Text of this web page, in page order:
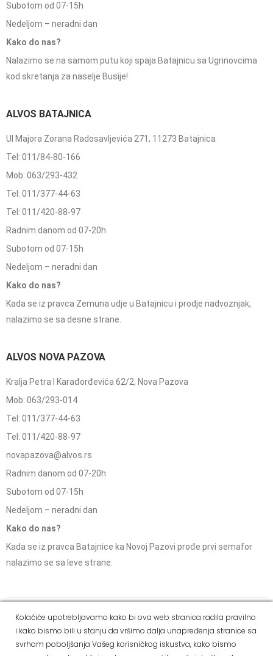
Subotom od 07-15h
Nedeljom – neradni dan
Kako do nas?
Nalazimo se na samom putu koji spaja Batajnicu sa Ugrinovcima
kod skretanja za naselje Busije!
ALVOS BATAJNICA
Ul Majora Zorana Radosavljevića 271, 11273 Batajnica
Tel: 011/84-80-166
Mob: 063/293-432
Tel: 011/377-44-63
Tel: 011/420-88-97
Radnim danom od 07-20h
Subotom od 07-15h
Nedeljom – neradni dan
Kako do nas?
Kada se iz pravca Zemuna udje u Batajnicu i prodje nadvoznjak,
nalazimo se sa desne strane.
ALVOS NOVA PAZOVA
Kralja Petra I Karađorđevića 62/2, Nova Pazova
Mob: 063/293-014
Tel: 011/377-44-63
Tel: 011/420-88-97
novapazova@alvos.rs
Radnim danom od 07-20h
Subotom od 07-15h
Nedeljom – neradni dan
Kako do nas?
Kada se iz pravca Batajnice ka Novoj Pazovi prođe prvi semafor
nalazimo se sa leve strane.
Dostava i
način
Politika
Kako
Reklamacije i pravo
Social Media
Kolačiće upotrebljavamo kako bi ova web stranica radila pravilno
i kako bismo bili u stanju da vršimo dalja unapređenja stranice sa
svrhom poboljšanja Vašeg korisničkog iskustva, kako bismo